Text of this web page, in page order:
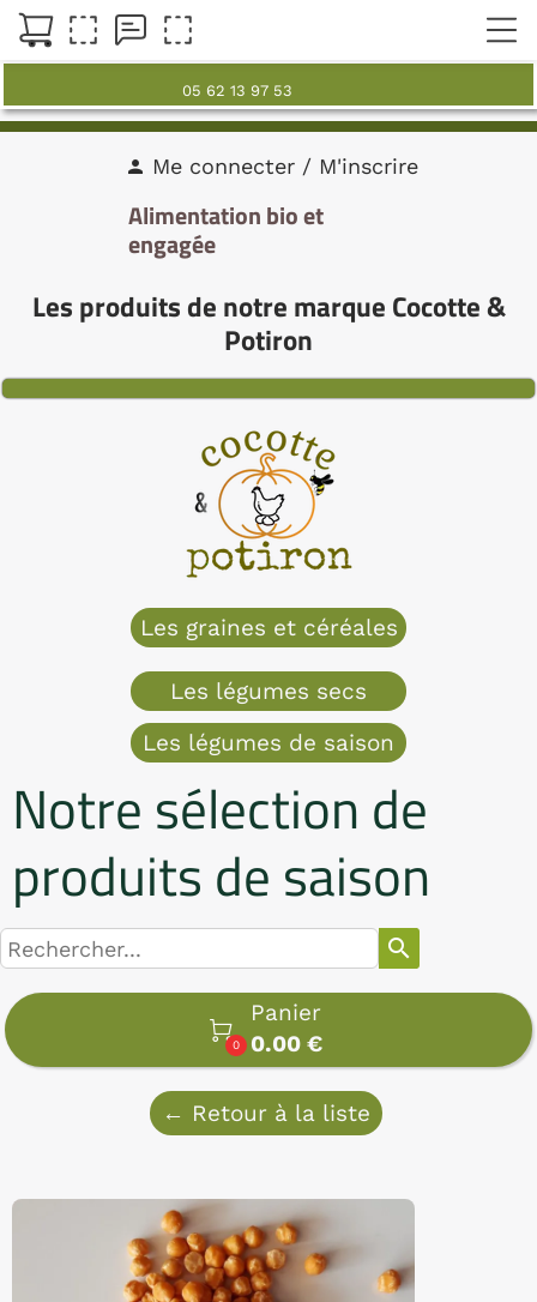
05 62 13 97 53
person Me connecter / M'inscrire
Alimentation bio et
engagée
Les produits de notre marque Cocotte &
Potiron
Les graines et céréales
Les légumes secs
Les légumes de saison
Notre sélection de
produits de saison
search

0
Panier
0.00 €
← Retour à la liste